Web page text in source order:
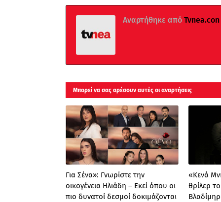
Αναρτήθηκε από
Μπορεί να σας αρέσουν αυτές οι αναρτήσεις
Για Σένα»: Γνωρίστε την
οικογένεια Ηλιάδη – Εκεί όπου οι
πιο δυνατοί δεσμοί δοκιμάζονται
«Κενά
θρίλερ